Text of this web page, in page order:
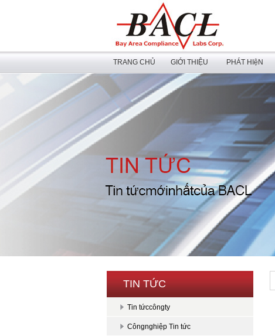
TRANG CHỦ GIỚI THIỆU PHÁT HIệN
TIN TỨC
Tin tứccôngty
Côngnghiệp Tin tức